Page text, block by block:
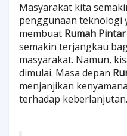
Masyarakat kita
penggunaan teknologi
membuat Rumah Pintar
semakin terjangkau
masyarakat. Namun,
dimulai. Masa depan
menjanjikan
terhadap keberlanjutan.